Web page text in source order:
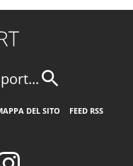
DEL SITO
FEED RSS